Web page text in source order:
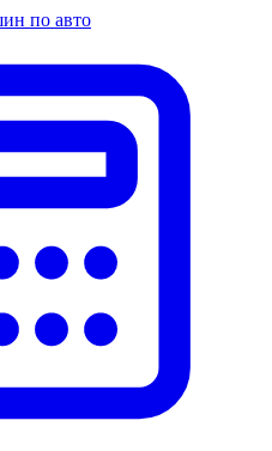
по авто